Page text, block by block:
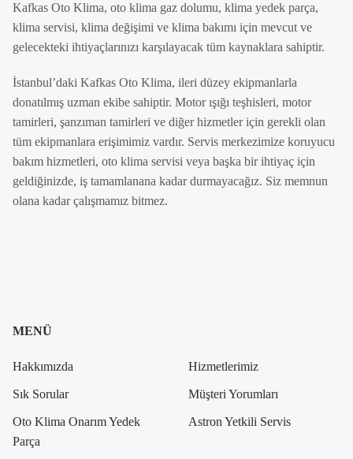
Kafkas Oto Klima, oto klima gaz dolumu, klima yedek parça,
klima servisi, klima değişimi ve klima bakımı için mevcut ve
gelecekteki ihtiyaçlarınızı karşılayacak tüm kaynaklara sahiptir.
İstanbul’daki Kafkas Oto Klima, ileri düzey ekipmanlarla
donatılmış uzman ekibe sahiptir. Motor ışığı teşhisleri, motor
tamirleri, şanzıman tamirleri ve diğer hizmetler için gerekli olan
tüm ekipmanlara erişimimiz vardır. Servis merkezimize koruyucu
bakım hizmetleri, oto klima servisi veya başka bir ihtiyaç için
geldiğinizde, iş tamamlanana kadar durmayacağız. Siz memnun
olana kadar çalışmamız bitmez.
MENÜ
Hakkımızda Hizmetlerimiz
Sık Sorular Müşteri Yorumları
Oto Klima Onarım Yedek
Parça
Astron Yetkili Servis